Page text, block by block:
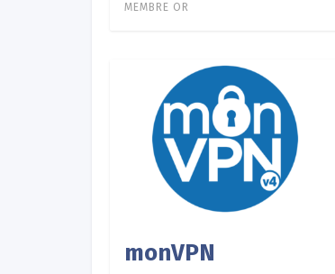
MEMBRE OR
monVPN